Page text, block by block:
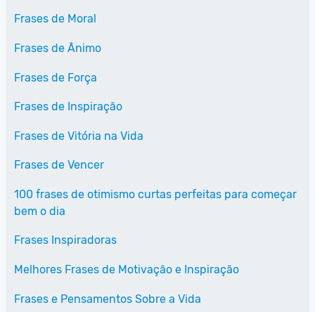
Frases de Moral
Frases de Ânimo
Frases de Força
Frases de Inspiração
Frases de Vitória na Vida
Frases de Vencer
100 frases de otimismo curtas perfeitas para começar
bem o dia
Frases Inspiradoras
Melhores Frases de Motivação e Inspiração
Frases e Pensamentos Sobre a Vida